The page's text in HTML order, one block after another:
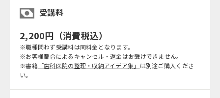
受講料
2,200円（消費税込）
※職種問わず受講料は同料金となります。
※お客様都合によるキャンセル・返金はお受けできません。
※書籍「歯科医院の整理・収納アイデア集」 は別途ご購入くださ
い。